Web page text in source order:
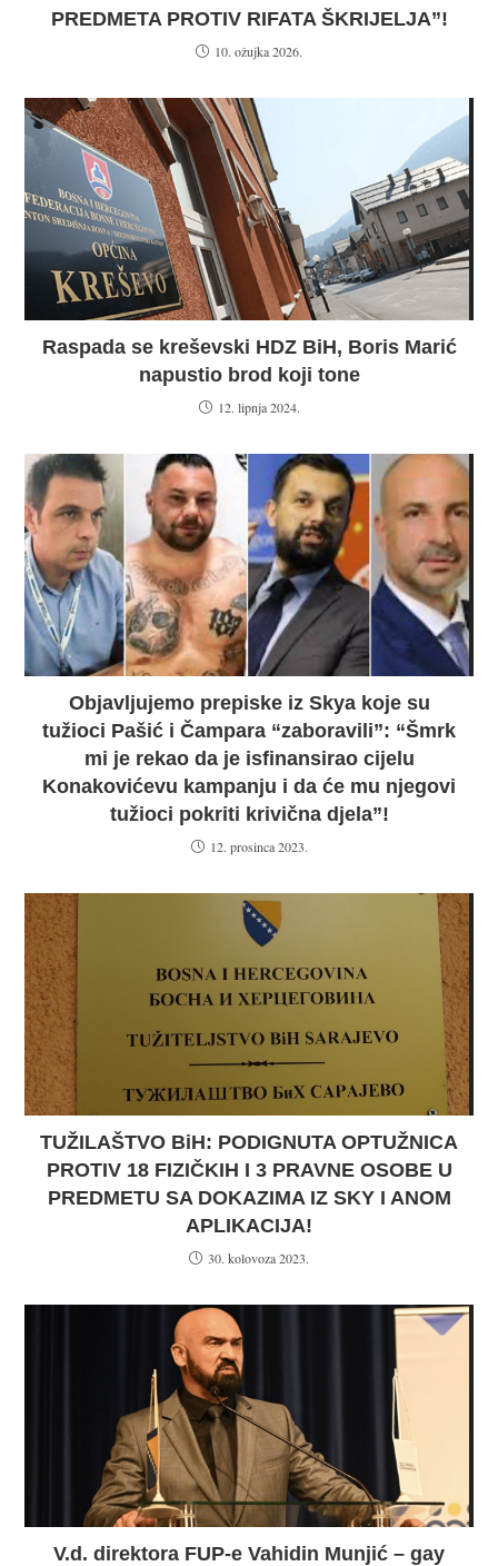
PREDMETA PROTIV RIFATA ŠKRIJELJA”!
10. ožujka 2026.
Raspada se kreševski HDZ BiH, Boris Marić
napustio brod koji tone
12. lipnja 2024.
Objavljujemo prepiske iz Skya koje su
tužioci Pašić i Čampara “zaboravili”: “Šmrk
mi je rekao da je isfinansirao cijelu
Konakovićevu kampanju i da će mu njegovi
tužioci pokriti krivična djela”!
12. prosinca 2023.
TUŽILAŠTVO BiH: PODIGNUTA OPTUŽNICA
PROTIV 18 FIZIČKIH I 3 PRAVNE OSOBE U
PREDMETU SA DOKAZIMA IZ SKY I ANOM
APLIKACIJA!
30. kolovoza 2023.
V.d. direktora FUP-e Vahidin Munjić – gay